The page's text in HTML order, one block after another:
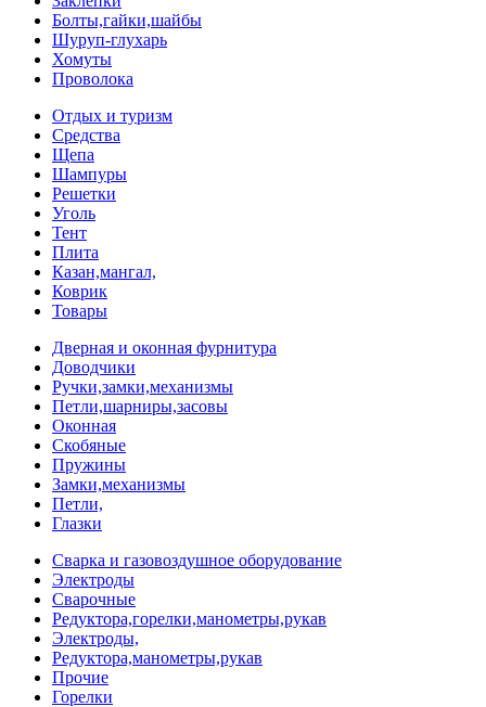
Болты,гайки,шайбы
Шуруп-глухарь
Хомуты
Проволока
Отдых и туризм
Средства
Щепа
Шампуры
Решетки
Уголь
Тент
Плита
Казан,мангал,
Коврик
Товары
Дверная и оконная фурнитура
Доводчики
Ручки,замки,механизмы
Петли,шарниры,засовы
Оконная
Скобяные
Пружины
Замки,механизмы
Петли,
Глазки
Сварка и газовоздушное оборудование
Электроды
Сварочные
Редуктора,горелки,манометры,рукав
Электроды,
Редуктора,манометры,рукав
Прочие
Горелки